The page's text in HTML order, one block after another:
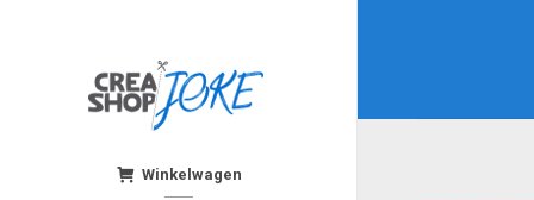
Winkelwagen